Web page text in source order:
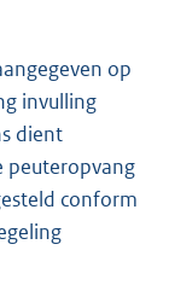
op
invulling
dient
peuteropvang
conform